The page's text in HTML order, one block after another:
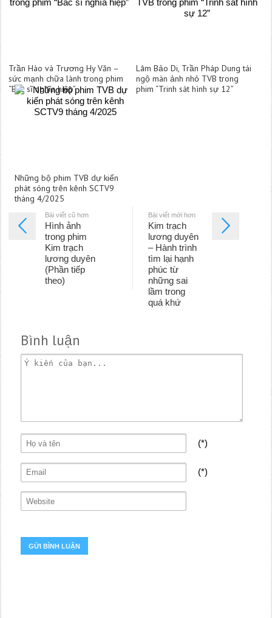
Trần Hào và Trương Hy Văn –
sức mạnh chữa lành trong phim
“Bác sĩ nghĩa hiệp”
Lâm Bảo Di, Trần Pháp Dung tái
ngộ màn ảnh nhỏ TVB trong
phim “Trinh sát hình sự 12”
Những bộ phim TVB dự kiến
phát sóng trên kênh SCTV9
tháng 4/2025
Bài viết cũ hơn
Hình ảnh
trong phim
Kim trạch
lương duyên
(Phần tiếp
theo)
Bài viết mới hơn
Kim trạch
lương duyên
– Hành trình
tìm lại hạnh
phúc từ
những sai
lầm trong
quá khứ
Bình luận
(*)
(*)